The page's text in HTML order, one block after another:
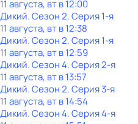
11 августа, вт в 12:00
Дикий. Сезон 2. Серия 1-я
11 августа, вт в 12:38
Дикий. Сезон 2. Серия 1-я
11 августа, вт в 12:59
Дикий. Сезон 4. Серия 2-я
11 августа, вт в 13:57
Дикий. Сезон 2. Серия 3-я
11 августа, вт в 14:54
Дикий. Сезон 4. Серия 4-я